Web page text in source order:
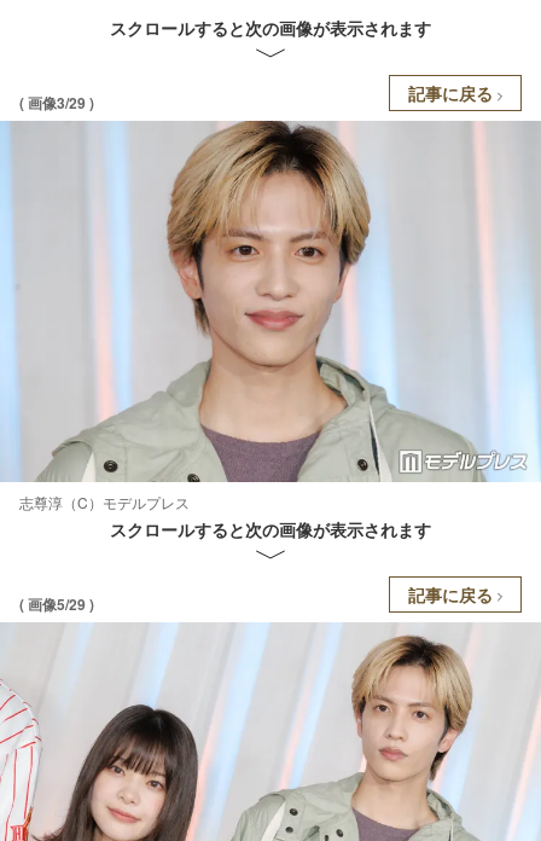
スクロールすると次の画像が表示されます
( 画像3/29 ) 記事に戻る
志尊淳（C）モデルプレス
スクロールすると次の画像が表示されます
( 画像5/29 ) 記事に戻る